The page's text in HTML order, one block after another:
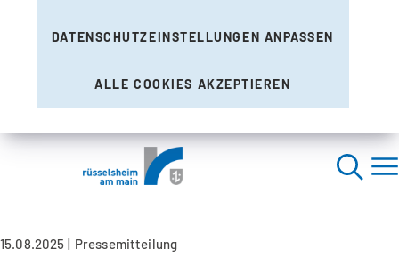
DATENSCHUTZEINSTELLUNGEN ANPASSEN
ALLE COOKIES AKZEPTIEREN
15.08.2025 Pressemitteilung